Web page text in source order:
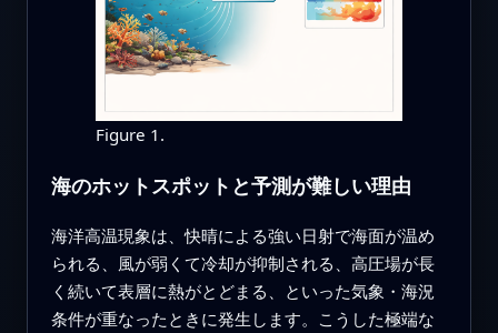
Figure 1.
海のホットスポットと予測が難しい理由
海洋高温現象は、快晴による強い日射で海面が温め
られる、風が弱くて冷却が抑制される、高圧場が長
く続いて表層に熱がとどまる、といった気象・海況
条件が重なったときに発生します。こうした極端な